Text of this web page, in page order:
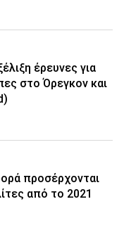
έρευνες για
στο Όρεγκον και
προσέρχονται
από το 2021